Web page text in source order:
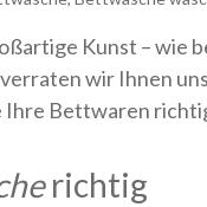
Kunst – wie
wir Ihnen
Bettwaren
richtig